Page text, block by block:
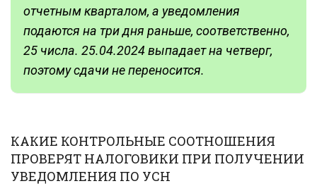
отчетным кварталом, а уведомления
подаются на три дня раньше, соответственно,
25 числа. 25.04.2024 выпадает на четверг,
поэтому сдачи не переносится.
КАКИЕ КОНТРОЛЬНЫЕ СООТНОШЕНИЯ
ПРОВЕРЯТ НАЛОГОВИКИ ПРИ ПОЛУЧЕНИИ
УВЕДОМЛЕНИЯ ПО УСН